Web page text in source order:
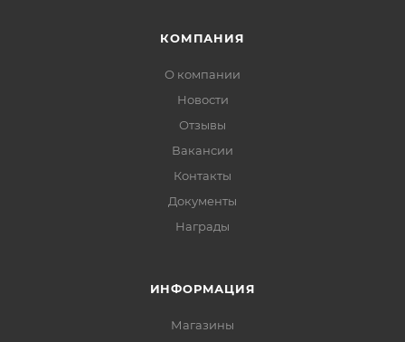
КОМПАНИЯ
О компании
Новости
Отзывы
Вакансии
Контакты
Документы
Награды
ИНФОРМАЦИЯ
Магазины